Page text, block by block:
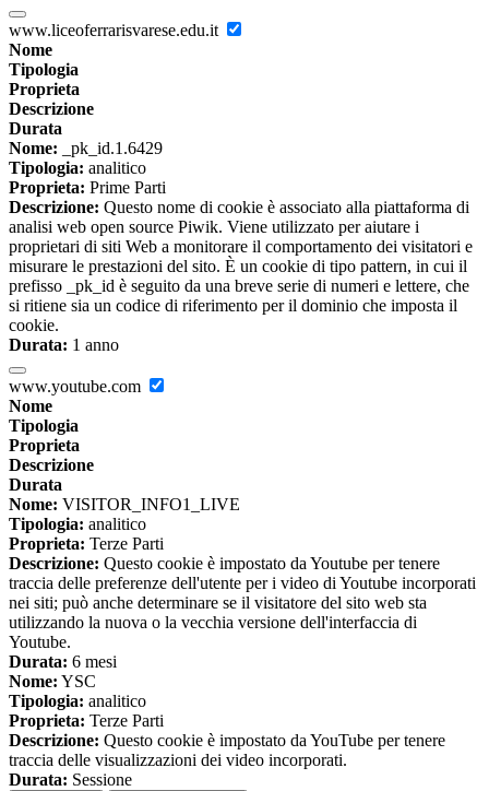
www.liceoferrarisvarese.edu.it
Nome
Tipologia
Proprieta
Descrizione
Durata
Nome: _pk_id.1.6429
Tipologia: analitico
Proprieta: Prime Parti
Descrizione: Questo nome di cookie è associato alla piattaforma di
analisi web open source Piwik. Viene utilizzato per aiutare i
proprietari di siti Web a monitorare il comportamento dei visitatori e
misurare le prestazioni del sito. È un cookie di tipo pattern, in cui il
prefisso _pk_id è seguito da una breve serie di numeri e lettere, che
si ritiene sia un codice di riferimento per il dominio che imposta il
cookie.
Durata: 1 anno
www.youtube.com
Nome
Tipologia
Proprieta
Descrizione
Durata
Nome: VISITOR_INFO1_LIVE
Tipologia: analitico
Proprieta: Terze Parti
Descrizione: Questo cookie è impostato da Youtube per tenere
traccia delle preferenze dell'utente per i video di Youtube incorporati
nei siti; può anche determinare se il visitatore del sito web sta
utilizzando la nuova o la vecchia versione dell'interfaccia di
Youtube.
Durata: 6 mesi
Nome: YSC
Tipologia: analitico
Proprieta: Terze Parti
Descrizione: Questo cookie è impostato da YouTube per tenere
traccia delle visualizzazioni dei video incorporati.
Durata: Sessione